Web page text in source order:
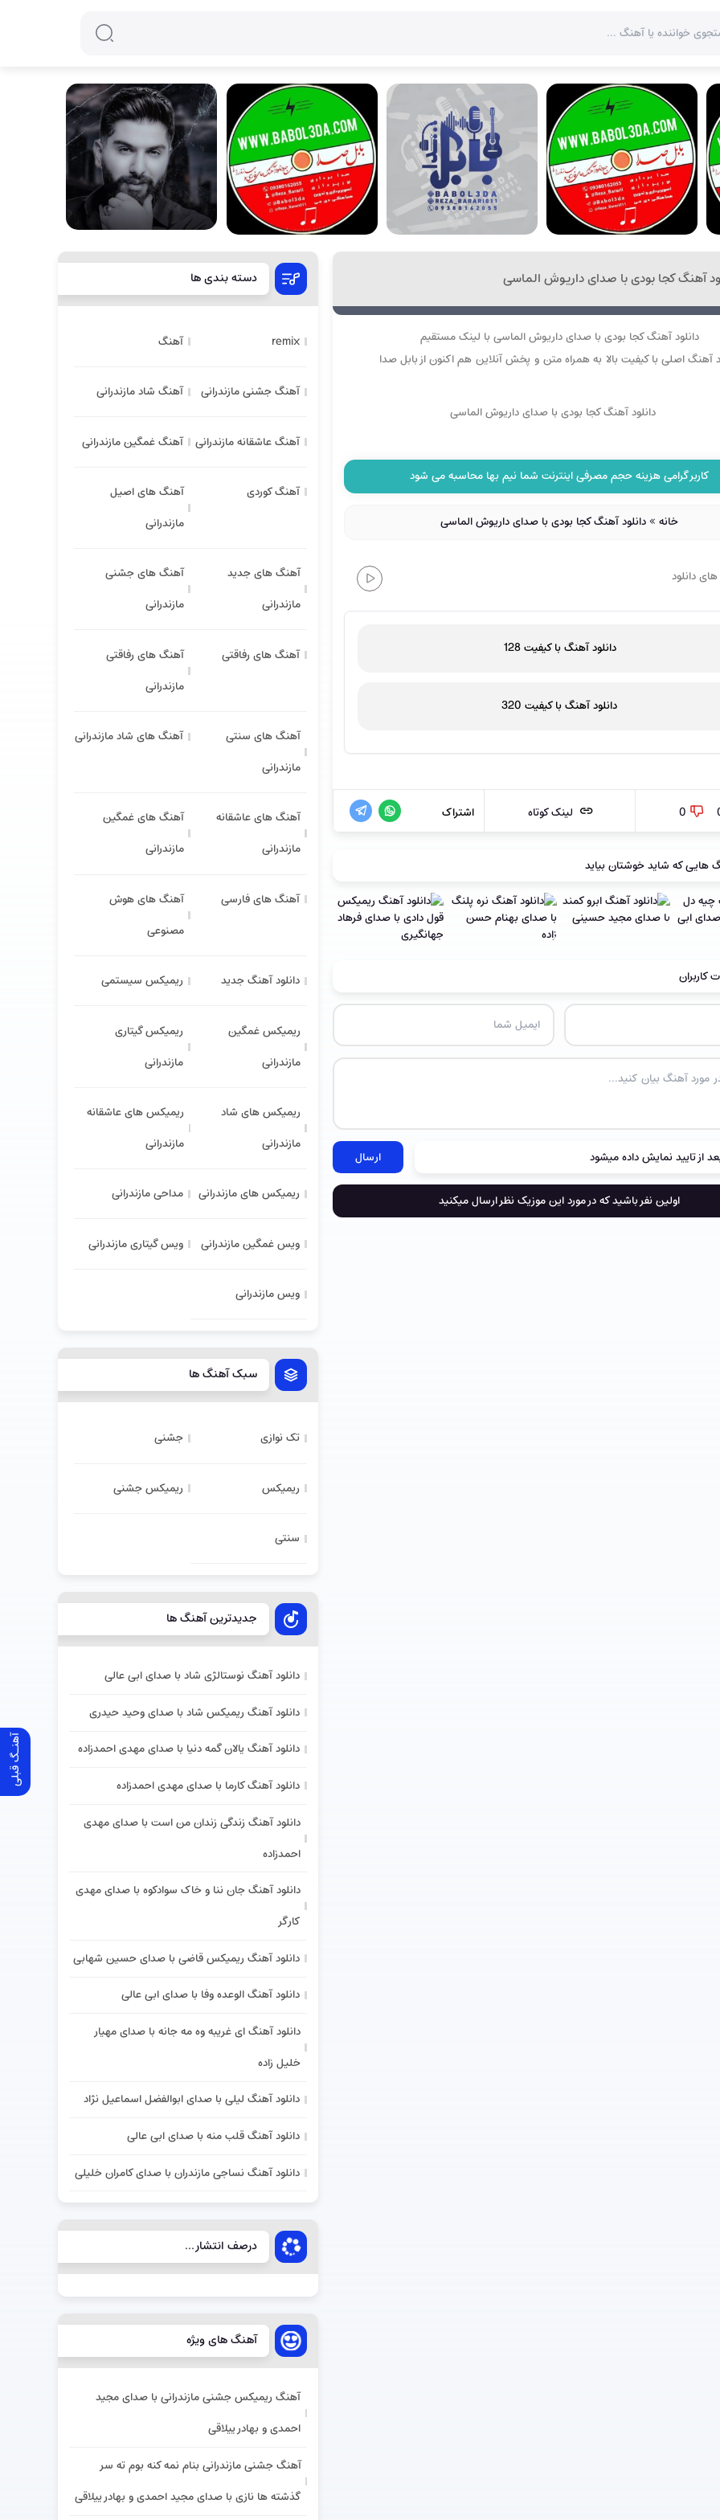
آهنـگ قبلی
آهنگ کجا بودی با صدای داریوش الماسی
دانلود آهنگ کجا بودی با صدای داریوش الماسی با لینک مستقیم
آهنگ اصلی با کیفیت بالا به همراه متن و پخش آنلاین هم اکنون از بابل صدا
کاربر گرامی هزینه حجم مصرفی اینترنت شما نیم بها محاسبه می شود
خانه »دانلود آهنگ کجا بودی با صدای داریوش الماسی
دانلود
دانلود آهنگ با کیفیت 128
دانلود آهنگ با کیفیت 320
0 لینک کوتاه اشتراک
هایی که شاید خوشتان بیاید
کاربران
از تایید نمایش داده میشود ارسال
اولین نفر باشید که در مورد این موزیک نظر ارسال میکنید
دسته بندی ها
remix آهنگ
آهنگ جشنی مازندرانی آهنگ شاد مازندرانی
آهنگ عاشقانه مازندرانی آهنگ غمگین مازندرانی
آهنگ کوردی
آهنگ های اصیل
مازندرانی
آهنگ های جدید
مازندرانی
آهنگ های جشنی
مازندرانی
آهنگ های رفاقتی
آهنگ های رفاقتی
مازندرانی
آهنگ های سنتی
مازندرانی
آهنگ های شاد مازندرانی
آهنگ های عاشقانه
مازندرانی
آهنگ های غمگین
مازندرانی
آهنگ های فارسی
آهنگ های هوش
مصنوعی
دانلود آهنگ جدید ریمیکس سیستمی
ریمیکس غمگین
مازندرانی
ریمیکس گیتاری
مازندرانی
ریمیکس های شاد
مازندرانی
ریمیکس های عاشقانه
مازندرانی
ریمیکس های مازندرانی مداحی مازندرانی
ویس غمگین مازندرانی ویس گیتاری مازندرانی
ویس مازندرانی
سبک آهنگ ها
تک نوازی جشنی
ریمیکس ریمیکس جشنی
سنتی
جدیدترین آهنگ ها
دانلود آهنگ نوستالژی شاد با صدای ابی عالی
دانلود آهنگ ریمیکس شاد با صدای وحید حیدری
دانلود آهنگ یالان گمه دنیا با صدای مهدی احمدزاده
دانلود آهنگ کارما با صدای مهدی احمدزاده
دانلود آهنگ زندگی زندان من است با صدای مهدی
احمدزاده
دانلود آهنگ جان ننا و خاک سوادکوه با صدای مهدی
کارگر
دانلود آهنگ ریمیکس قاضی با صدای حسین شهابی
دانلود آهنگ الوعده وفا با صدای ابی عالی
دانلود آهنگ ای غریبه وه مه جانه با صدای مهیار
خلیل زاده
دانلود آهنگ لیلی با صدای ابوالفضل اسماعیل نژاد
دانلود آهنگ قلب منه با صدای ابی عالی
دانلود آهنگ نساجی مازندران با صدای کامران خلیلی
درصف انتشار...
آهنگ های ویژه
آهنگ ریمیکس جشنی مازندرانی با صدای مجید
احمدی و بهادر ییلاقی
آهنگ جشنی مازندرانی بنام نمه کنه بوم ته سر
گذشته ها نازی با صدای مجید احمدی و بهادر ییلاقی